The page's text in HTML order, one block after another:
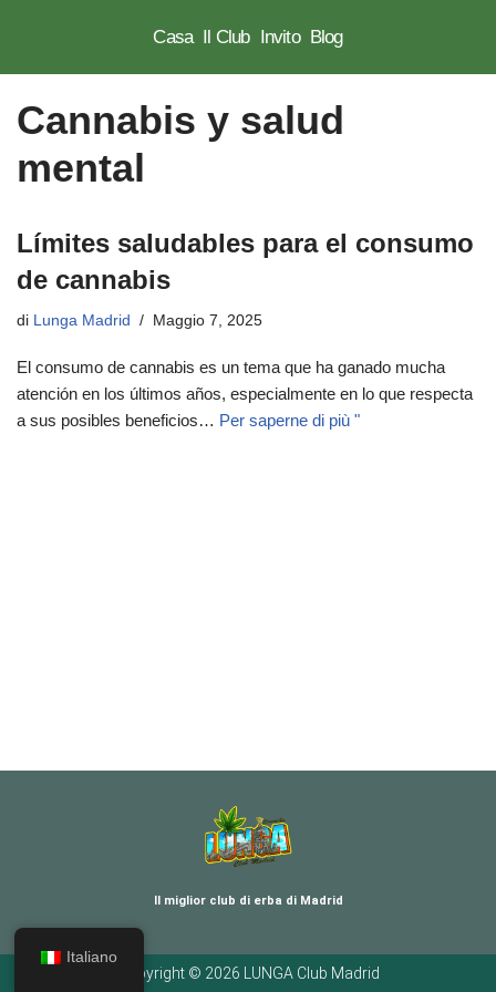
contenuto
Casa Il Club Invito Blog
Cannabis y salud
mental
Límites saludables para el consumo
de cannabis
di Lunga Madrid Maggio 7, 2025
El consumo de cannabis es un tema que ha ganado mucha
atención en los últimos años, especialmente en lo que respecta
a sus posibles beneficios… Per saperne di più "
Il miglior club di erba di Madrid
Copyright © 2026 LUNGA Club Madrid
Italiano